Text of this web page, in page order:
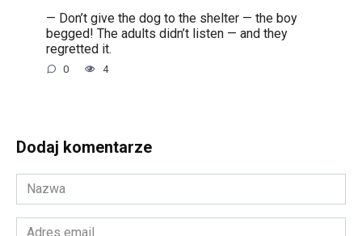
— Don’t give the dog to the shelter — the boy
begged! The adults didn’t listen — and they
regretted it.
0 4
Dodaj komentarze
Nazwa
*
Adres